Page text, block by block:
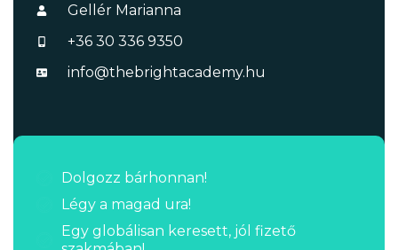
Gellér Marianna
+36 30 336 9350
info@thebrightacademy.hu
Dolgozz bárhonnan!
Légy a magad ura!
Egy globálisan keresett, jól fizető